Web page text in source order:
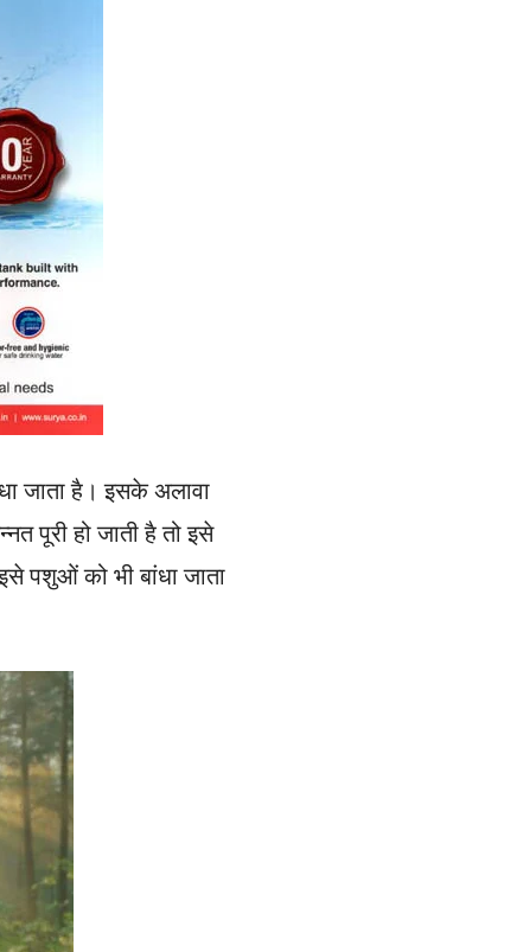
जाता है। इसके अलावा
पूरी हो जाती है तो इसे
पशुओं को भी बांधा जाता